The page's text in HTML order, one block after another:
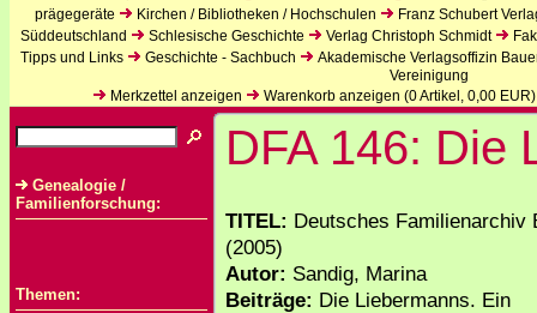
prägegeräte
Kirchen / Bibliotheken / Hochschulen
Franz Schubert
Süddeutschland
Schlesische Geschichte Verlag Christoph Schmidt
Tipps und Links
Geschichte - Sachbuch
Akademische Verlagsoffizin
Vereinigung
Merkzettel anzeigen
Warenkorb anzeigen (0Artikel, 0,00 EUR)
Genealogie /
Familienforschung:
Themen:
DFA 146: Die
TITEL: Deutsches Familienarchiv
(2005)
Autor: Sandig, Marina
Beiträge: Die Liebermanns. Ein